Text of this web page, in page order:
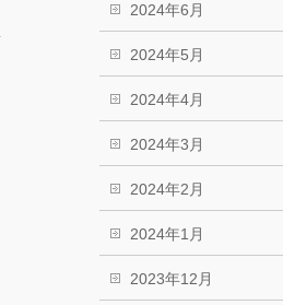
2024年6月
2024年5月
2024年4月
2024年3月
2024年2月
2024年1月
2023年12月